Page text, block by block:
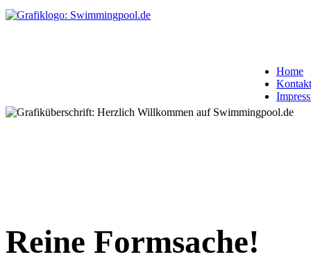
Home
Kontakt
Reine Formsache!